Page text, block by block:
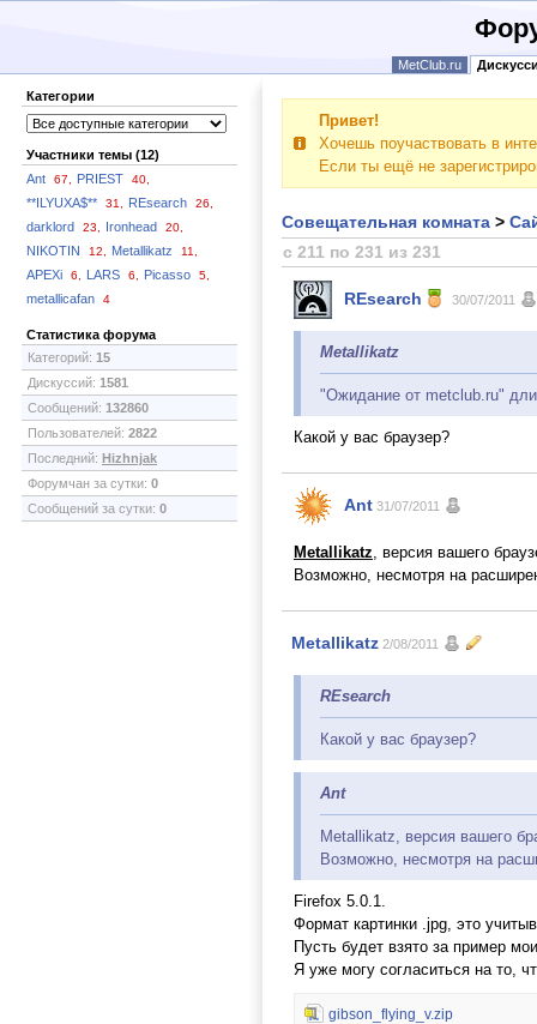
MetClub.ru
Категории
Участники темы (12)
Ant
67, PRIEST 40,
**ILYUXA$** 31, REsearch 26,
darklord 23, Ironhead 20,
NIKOTIN 12, Metallikatz 11,
APEXi 6, LARS 6, Picasso 5,
metallicafan 4
Статистика форума
Категорий: 15
Дискуссий: 1581
Сообщений: 132860
Пользователей: 2822
Последний: Hizhnjak
Форумчан за сутки: 0
Сообщений за сутки: 0
Привет!
Хочешь поучаствовать в
Если ты ещё не
Совещательная комната >
с 211 по 231 из 231
REsearch 30/07/2011
Metallikatz
"Ожидание от metclub.ru"
Какой у вас браузер?
Ant 31/07/2011
Metallikatz, версия вашего
Возможно, несмотря на
Metallikatz 2/08/2011
REsearch
Какой у вас браузер?
Ant
Metallikatz, версия вашего
Возможно, несмотря на
Firefox 5.0.1.
Формат картинки .jpg, это
Пусть будет взято за пример
Я уже могу согласиться на то,
gibson_flying_v.zip